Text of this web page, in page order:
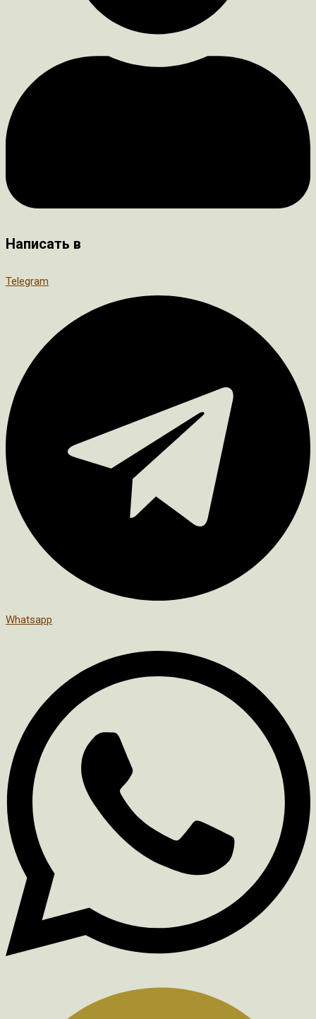
Написать в
Telegram
Whatsapp